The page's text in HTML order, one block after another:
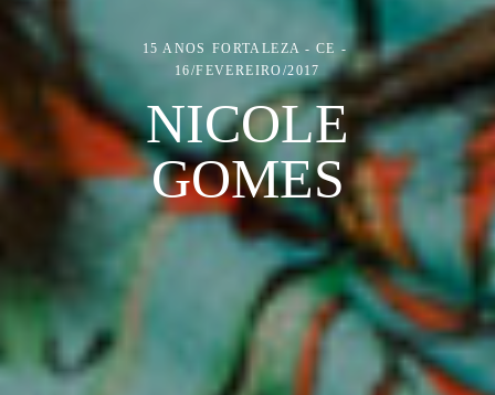
15 ANOS
FORTALEZA - CE
16/FEVEREIRO/2017
NICOLE
GOMES